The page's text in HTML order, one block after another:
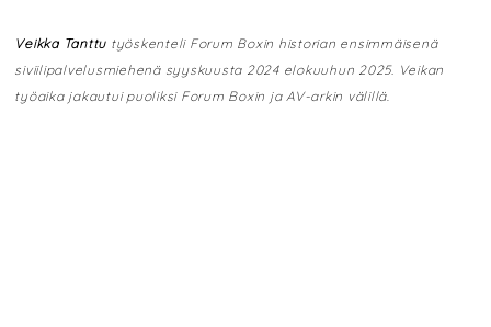
Veikka Tanttu työskenteli Forum Boxin historian ensimmäisenä
siviilipalvelusmiehenä syyskuusta 2024 elokuuhun 2025. Veikan
työaika jakautui puoliksi Forum Boxin ja AV-arkin välillä.